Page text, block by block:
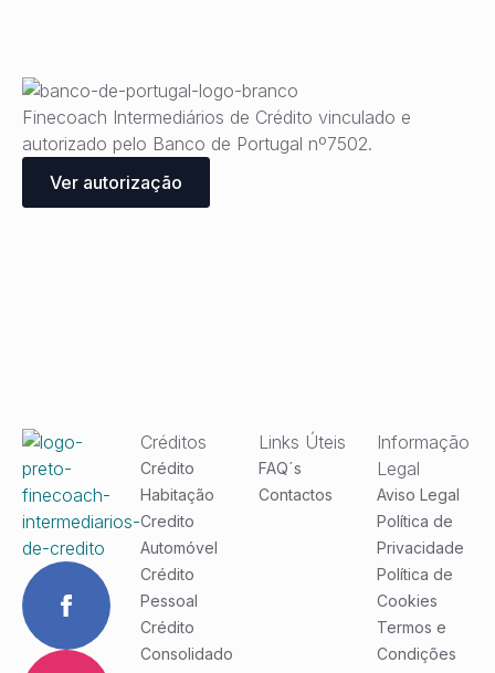
Finecoach Intermediários de Crédito vinculado e
autorizado pelo Banco de Portugal nº7502.
Ver autorização
Créditos
Crédito
Habitação
Credito
Automóvel
Crédito
Pessoal
Crédito
Consolidado
Links Úteis
FAQ´s
Contactos
Informação
Legal
Aviso Legal
Política de
Privacidade
Política de
Cookies
Termos e
Condições